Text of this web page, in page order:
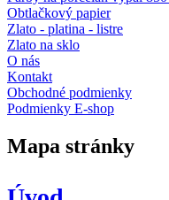
Obtlačkový papier
Zlato - platina - listre
Zlato na sklo
O nás
Kontakt
Obchodné podmienky
Podmienky E-shop
Mapa stránky